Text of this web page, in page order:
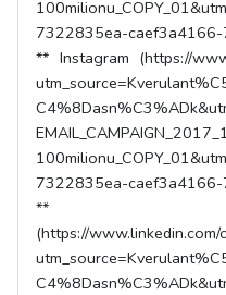
7322835ea-
** Instagram (https://
7322835ea-
**
(https://